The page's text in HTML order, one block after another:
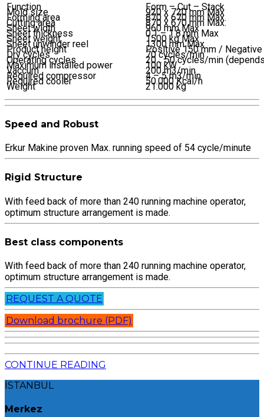
Function Form – Cut – Stack
Mold size 920 x 720 mm Max
Forming area 870 x 670 mm Max.
Cutting area 870 x 670 mm Max.
Sheet width 960 mm Max
Sheet thickness 0.1 – 1.8 mm Max
Sheet weight 1500 kg Max
Sheet unwinder reel 1300 mm Max
Product height Positive 150 mm / Negative
Dry cycles 70 cycles/min
Operating cycles 20 .. 50 cycles/min
Maximum installed power 100 kW
Vaccum 200 m3/min
Required compressor 4 – 5 m3/min
Required cooler 50.000 Kcal/h
Weight 21.000 kg
Speed and Robust
Erkur Makine proven Max. running speed of 54 cycle/minute
Rigid Structure
With feed back of more than 240 running machine operator,
optimum structure arrangement is made.
Best class components
With feed back of more than 240 running machine operator,
optimum structure arrangement is made.
REQUEST A QUOTE
Download brochure (PDF)
CONTINUE READING
İSTANBUL
Merkez